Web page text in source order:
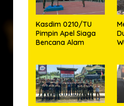
Kasdim 0210/TU
Pimpin Apel Siaga
Bencana Alam